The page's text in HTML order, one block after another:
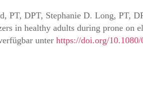
PT, DPT, Stephanie D. Long, PT,
in healthy adults during prone on
unter https://doi.org/